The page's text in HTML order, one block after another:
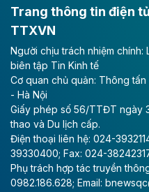
Long Thành
Tổng công ty Cảng hàng
(ACV) vừa lập kỷ lục mới
II/2026.
Theo baodautu.vn
Vinaconex lập đỉnh
Tổng CTCP Xuất nhập
(Vinaconex) đã khép lại
thuần gần 7.268 tỷ
cũng là mức cao nhất
Trang thông tin điện
TTXVN
Người chịu trách nhiệm
biên tập Tin Kinh tế
Cơ quan chủ quản: Thông
- Hà Nội
Giấy phép số 56/TTĐT ngày
thao và Du lịch cấp.
Điện thoại liên hệ: 024-
39330400; Fax: 024-
Phụ trách hợp tác truyền
0982.186.628; Email: